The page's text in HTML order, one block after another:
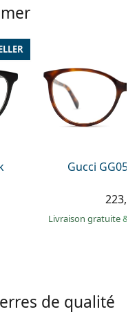
Gucci
Livraison gratuite&
de qualité